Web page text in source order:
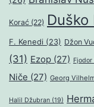
Korać (22) Duško
F. Kenedi (23) Džon
(31) Ezop (27)
Niče (27) Georg
Halil Džubran (19)